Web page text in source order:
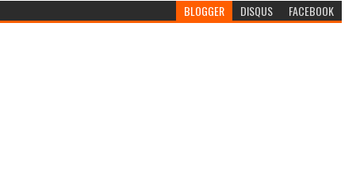
BLOGGER DISQUS FACEBOOK